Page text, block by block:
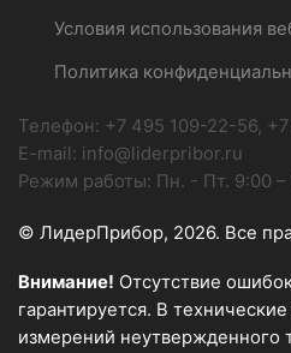
Условия использования
Политика
Телефон: +7 495 109-22-56,
E-mail: info@liderpribor.ru
Режим работы: Пн. - Пт. 9:00 –
© ЛидерПрибор, 2026. Все
Внимание! Отсутствие
гарантируется. В
измерений неутвержденного